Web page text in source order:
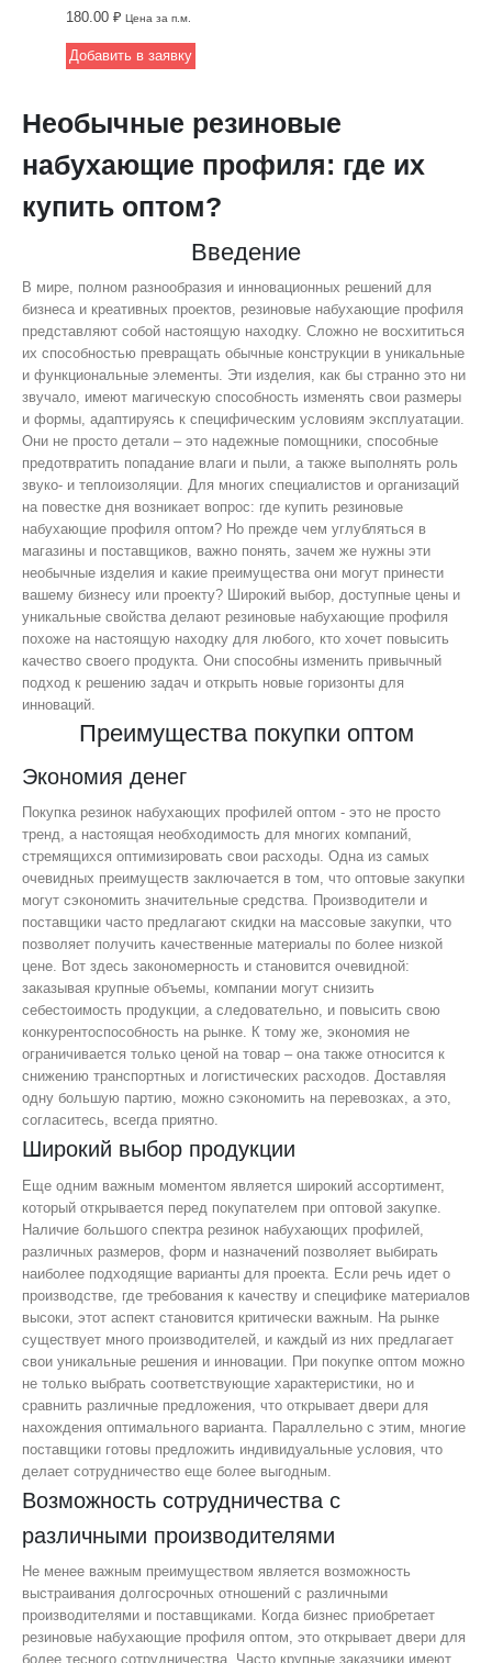
выбор для
использования.
180.00 ₽ Цена за п.м.
Добавить в заявку
Необычные резиновые
набухающие профиля: где их
купить оптом?
Введение
В мире, полном разнообразия и инновационных решений для
бизнеса и креативных проектов, резиновые набухающие профиля
представляют собой настоящую находку. Сложно не восхититься
их способностью превращать обычные конструкции в уникальные
и функциональные элементы. Эти изделия, как бы странно это ни
звучало, имеют магическую способность изменять свои размеры
и формы, адаптируясь к специфическим условиям эксплуатации.
Они не просто детали – это надежные помощники, способные
предотвратить попадание влаги и пыли, а также выполнять роль
звуко- и теплоизоляции. Для многих специалистов и организаций
на повестке дня возникает вопрос: где купить резиновые
набухающие профиля оптом? Но прежде чем углубляться в
магазины и поставщиков, важно понять, зачем же нужны эти
необычные изделия и какие преимущества они могут принести
вашему бизнесу или проекту? Широкий выбор, доступные цены и
уникальные свойства делают резиновые набухающие профиля
похоже на настоящую находку для любого, кто хочет повысить
качество своего продукта. Они способны изменить привычный
подход к решению задач и открыть новые горизонты для
инноваций.
Преимущества покупки оптом
Экономия денег
Покупка резинок набухающих профилей оптом - это не просто
тренд, а настоящая необходимость для многих компаний,
стремящихся оптимизировать свои расходы. Одна из самых
очевидных преимуществ заключается в том, что оптовые закупки
могут сэкономить значительные средства. Производители и
поставщики часто предлагают скидки на массовые закупки, что
позволяет получить качественные материалы по более низкой
цене. Вот здесь закономерность и становится очевидной:
заказывая крупные объемы, компании могут снизить
себестоимость продукции, а следовательно, и повысить свою
конкурентоспособность на рынке. К тому же, экономия не
ограничивается только ценой на товар – она также относится к
снижению транспортных и логистических расходов. Доставляя
одну большую партию, можно сэкономить на перевозках, а это,
согласитесь, всегда приятно.
Широкий выбор продукции
Еще одним важным моментом является широкий ассортимент,
который открывается перед покупателем при оптовой закупке.
Наличие большого спектра резинок набухающих профилей,
различных размеров, форм и назначений позволяет выбирать
наиболее подходящие варианты для проекта. Если речь идет о
производстве, где требования к качеству и специфике материалов
высоки, этот аспект становится критически важным. На рынке
существует много производителей, и каждый из них предлагает
свои уникальные решения и инновации. При покупке оптом можно
не только выбрать соответствующие характеристики, но и
сравнить различные предложения, что открывает двери для
нахождения оптимального варианта. Параллельно с этим, многие
поставщики готовы предложить индивидуальные условия, что
делает сотрудничество еще более выгодным.
Возможность сотрудничества с
различными производителями
Не менее важным преимуществом является возможность
выстраивания долгосрочных отношений с различными
производителями и поставщиками. Когда бизнес приобретает
резиновые набухающие профиля оптом, это открывает двери для
более тесного сотрудничества. Часто крупные заказчики имеют